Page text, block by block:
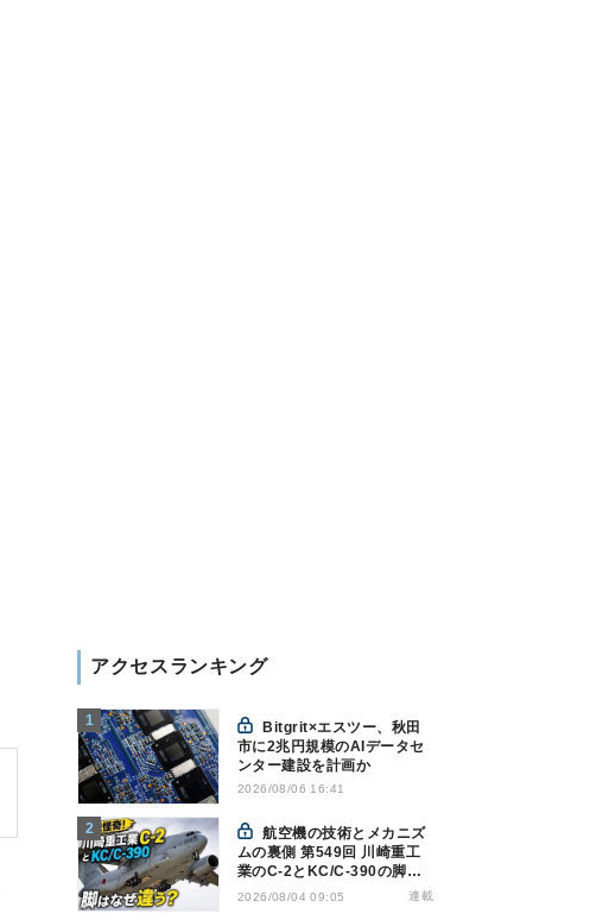
アクセスランキング
市に2兆円規模のAIデータセ
ンター建設を計画か
2026/08/06 16:41
航空機の技術とメカニズ
ムの裏側 第549回 川崎重工
業のC-2とKC/C-390の脚は
なぜ違う? - 降着装置は複雑
2026/08/04 09:05 連載